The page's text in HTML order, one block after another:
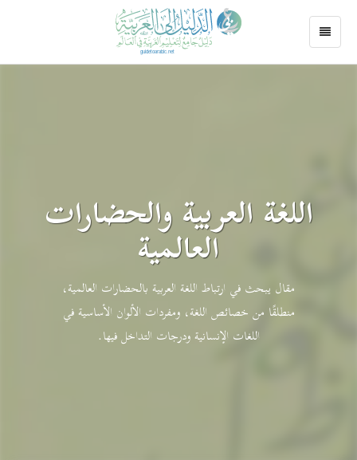
اللغة العربية والحضارات
العالمية
مقال يبحث في ارتباط اللغة العربية بالحضارات العالمية،
منطلقًا من خصائص اللغة، ومفردات الألوان الأساسية في
اللغات الإنسانية ودرجات التداخل فيها.